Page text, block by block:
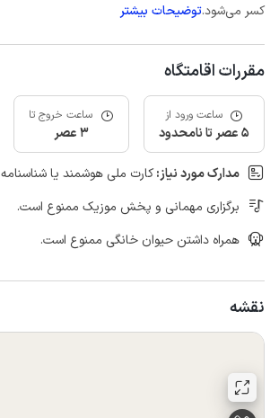
کسر می‌شود.توضیحات بیشتر
مقررات اقامتگاه
ساعت ورود از
5 عصر تا نامحدود
ساعت خروج تا
3 عصر
مدارک مورد نیاز:کارت ملی هوشمند یا شناسنامه
برگزاری مهمانی و پخش موزیک ممنوع است.
همراه داشتن حیوان خانگی ممنوع است.
نقشه